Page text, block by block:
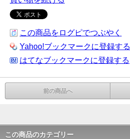
この商品をログピでつぶやく
Yahoo!ブックマークに登録する
はてなブックマークに登録する
前の商品へ
この商品のカテゴリー